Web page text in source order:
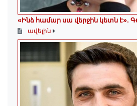
«Ինձ համար սա վերջին կետն է»․
ավելին